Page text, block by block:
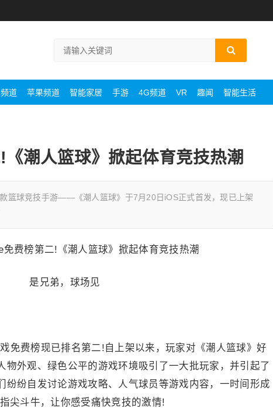
道 苹果频道 智能家居 手游 4G频道 VR 趣闻 智能生活
潮人篮球》掀起体育竞技热潮
篮球竞技手游——《潮人篮球》于7月20日iOS正式首发，现已上架
是兄弟，球场见
费榜现已排名第二!自上架以来，玩家对《潮人篮球》好
物外观、绿色公平的游戏环境吸引了一大批玩家，并引起了
纷纷自发讨论游戏攻略、人气球员等游戏内容，一时间形成
尖斗牛，让你感受痛快竞技的激情!